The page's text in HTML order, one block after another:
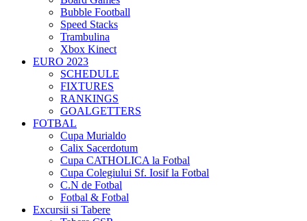
Bubble Football
Speed Stacks
Trambulina
Xbox Kinect
EURO 2023
SCHEDULE
FIXTURES
RANKINGS
GOALGETTERS
FOTBAL
Cupa Murialdo
Calix Sacerdotum
Cupa CATHOLICA la Fotbal
Cupa Colegiului Sf. Iosif la Fotbal
C.N de Fotbal
Fotbal & Fotbal
Excursii si Tabere